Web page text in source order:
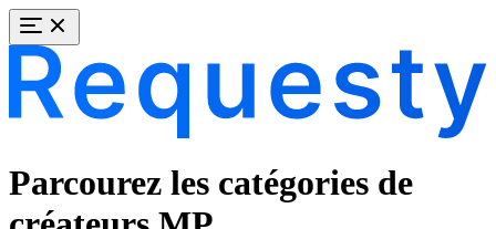
Parcourez les catégories de